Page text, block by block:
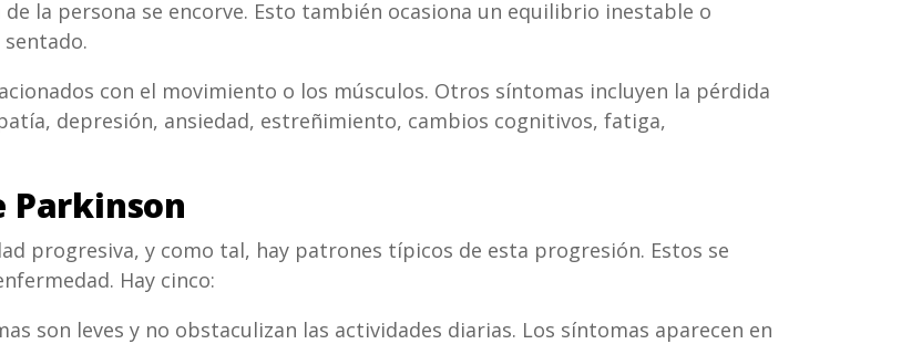
la persona se encorve. Esto también ocasiona un equilibrio inestable o
con el movimiento o los músculos. Otros síntomas incluyen la pérdida
depresión, ansiedad, estreñimiento, cambios cognitivos, fatiga,
Parkinson
progresiva, y como tal, hay patrones típicos de esta progresión. Estos se
Hay cinco:
son leves y no obstaculizan las actividades diarias. Los síntomas aparecen en